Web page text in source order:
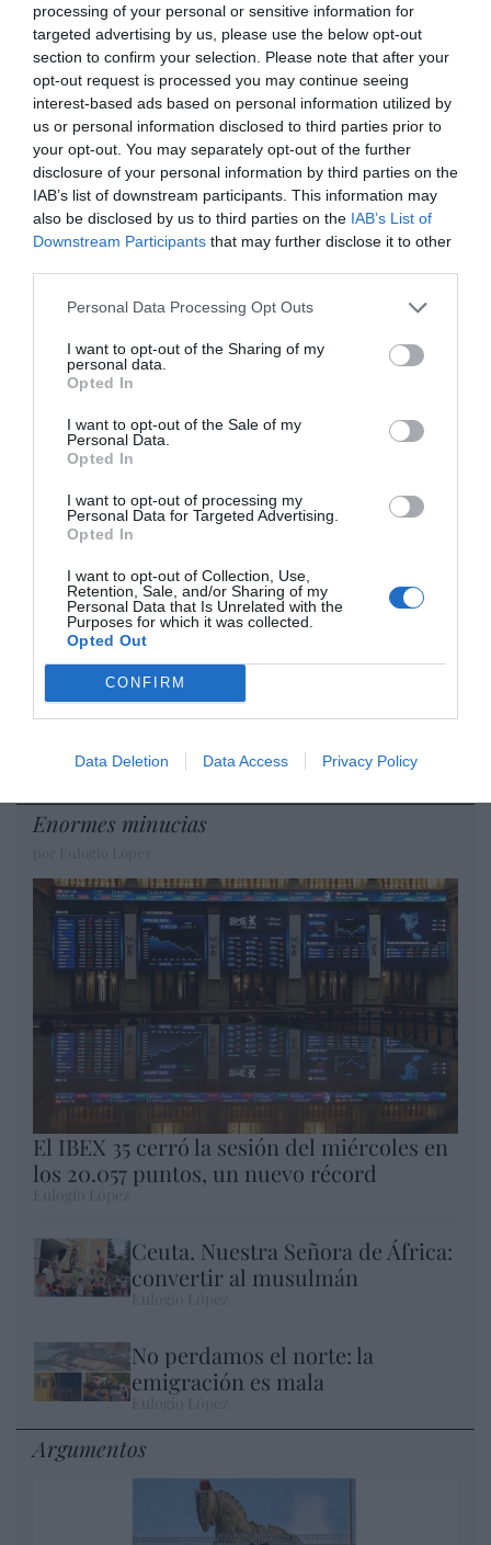
processing of your personal or sensitive information for
targeted advertising by us, please use the below opt-out
section to confirm your selection. Please note that after your
opt-out request is processed you may continue seeing
interest-based ads based on personal information utilized by
us or personal information disclosed to third parties prior to
your opt-out. You may separately opt-out of the further
disclosure of your personal information by third parties on the
IAB’s list of downstream participants. This information may
also be disclosed by us to third parties on the IAB’s List of
Downstream Participants that may further disclose it to other
Personal Data Processing Opt Outs
I want to opt-out of the Sharing of my
personal data.
Opted In
I want to opt-out of the Sale of my
Personal Data.
Opted In
I want to opt-out of processing my
Personal Data for Targeted Advertising.
Opted In
I want to opt-out of Collection, Use,
Retention, Sale, and/or Sharing of my
Personal Data that Is Unrelated with the
Purposes for which it was collected.
Opted Out
CONFIRM
Data Deletion Data Access Privacy Policy
Siemens baja en bolsa, pese a que vuelve a
elevar previsiones, tras un trimestre récord
Cristina Martín
OPINIÓN
“Sánchez es un sinvergüenza que ha
abandonado a su país, porque Ceuta es
España. Tenemos un Gobierno en
connivencia con Marruecos”: acusa una ceutí
Hispanidad 06/08/26 11:30
Marcelo Gullo: “El trabajo de desmitificar la
historia, de poner la verdadera, de
desmontar la falsificación, es un trabajo
cristiano"
por Hispanidad
Artículos anteriores
DIARIO DE LA CORRUPCIÓN SANCHISTA
Diario de la corrupción sanchista. La
Audiencia Nacional prorroga seis meses la
investigación del caso Koldo, ante el
ingente material incautado por la UCO
por Redacción
Artículos anteriores
Opinión
Enormes minucias
El IBEX 35 cerró la sesión del miércoles en
los 20.057 puntos, un nuevo récord
Ceuta. Nuestra Señora de África:
convertir al musulmán
No perdamos el norte: la
emigración es mala
Argumentos